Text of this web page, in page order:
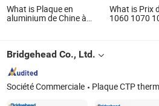
What is Plaque en
aluminium de Chine à
What is Prix
1060 1070
Bridgehead Co., Ltd.
Société Commerciale Plaque CTP thermique, plaque Ctcp, plaque CTP violette, plaque PS,